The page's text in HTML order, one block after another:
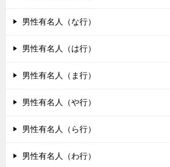
男性有名人（な行）
男性有名人（は行）
男性有名人（ま行）
男性有名人（や行）
男性有名人（ら行）
男性有名人（わ行）